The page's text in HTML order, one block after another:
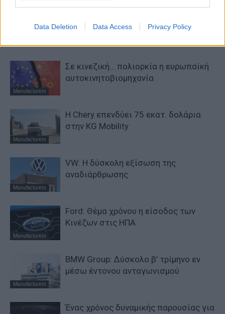
Data Deletion Data Access Privacy Policy
Manufacturers
Σε κινεζική… πολιορκία η ευρωπαϊκή
αυτοκινητοβιομηχανία
Manufacturers
Η Chery επενδύει 75 εκατ. δολάρια
στην KG Mobility
Manufacturers
VW: Η δύσκολη εξίσωση της
αναδιάρθρωσης
Manufacturers
Ford: Θέμα χρόνου η είσοδος των
Κινέζων στις ΗΠΑ
Manufacturers
BMW Group: Δύσκολο β’ τρίμηνο εν
μέσω έντονου ανταγωνισμού
Ένας χρόνος δυναμικής παρουσίας για